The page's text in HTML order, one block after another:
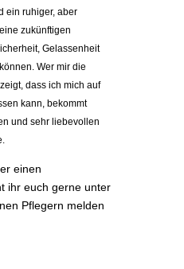
ein ruhiger, aber
zukünftigen
Gelassenheit
Wer mir die
dass ich mich auf
kann, bekommt
und sehr liebevollen
einen
ihr euch gerne unter
Pflegern melden